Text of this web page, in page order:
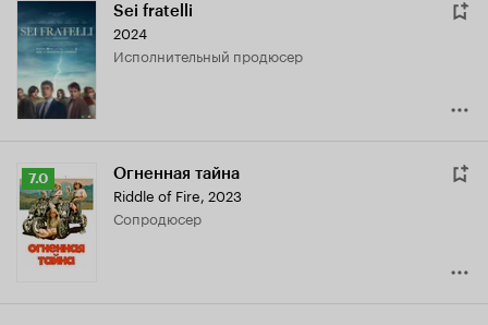
Sei fratelli
2024
исполнительный продюсер
Рейтинг
Кинопоиска
7.0
7.0 Огненная тайна
Riddle of Fire, 2023
сопродюсер